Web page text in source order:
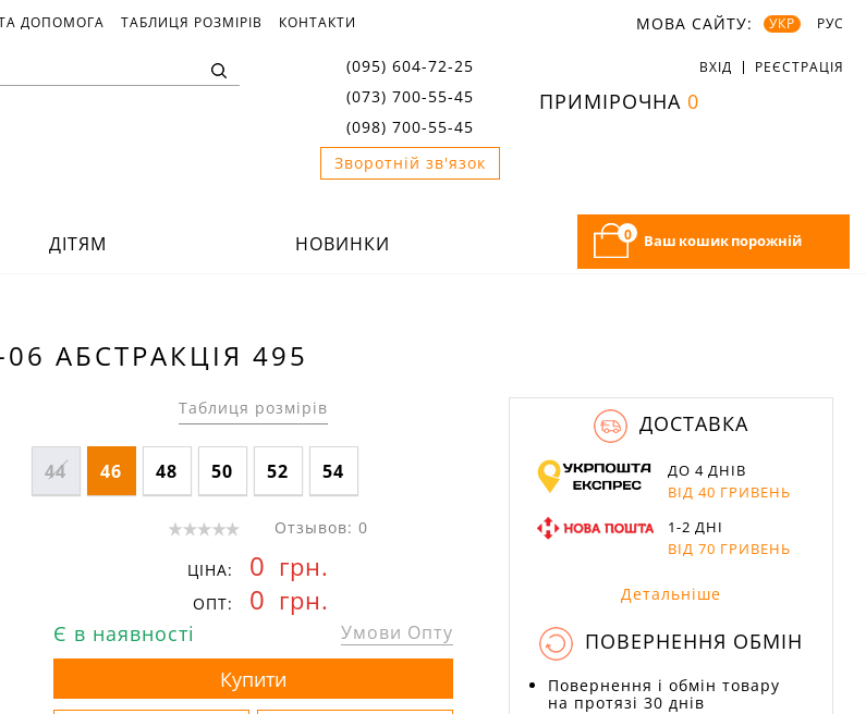
ДОПОМОГА ТАБЛИЦЯ РОЗМІРІВ КОНТАКТИ МОВА САЙТУ: УКР РУС
(095) 604-72-25
(073) 700-55-45
(098) 700-55-45
Зворотній зв'язок
ВХІД РЕЄСТРАЦІЯ
ПРИМІРОЧНА 0
0 Ваш кошик порожній
ДІТЯМ НОВИНКИ
АБСТРАКЦІЯ 495
Таблиця розмірів
44 46 48 50 52 54
Отзывов: 0
ЦІНА: 0 грн.
ОПТ: 0 грн.
Є в наявності Умови Опту
ДОСТАВКА
ДО 4 ДНІВ
ВІД 40 ГРИВЕНЬ
1-2 ДНІ
ВІД 70 ГРИВЕНЬ
Детальніше
ПОВЕРНЕННЯ ОБМІН
Повернення і обмін товару
на протязі 30 днів